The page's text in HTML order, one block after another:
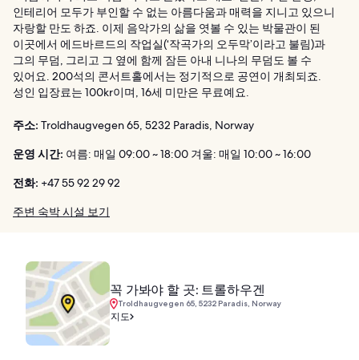
인테리어 모두가 부인할 수 없는 아름다움과 매력을 지니고 있으니
자랑할 만도 하죠. 이제 음악가의 삶을 엿볼 수 있는 박물관이 된
이곳에서 에드바르드의 작업실(‘작곡가의 오두막’이라고 불림)과
그의 무덤, 그리고 그 옆에 함께 잠든 아내 니나의 무덤도 볼 수
있어요. 200석의 콘서트홀에서는 정기적으로 공연이 개최되죠.
성인 입장료는 100kr이며, 16세 미만은 무료예요.
주소: Troldhaugvegen 65, 5232 Paradis, Norway
운영 시간: 여름: 매일 09:00 ~ 18:00 겨울: 매일 10:00 ~ 16:00
전화: +47 55 92 29 92
주변 숙박 시설 보기
꼭 가봐야 할 곳: 트롤하우겐
Troldhaugvegen 65, 5232 Paradis, Norway
지도